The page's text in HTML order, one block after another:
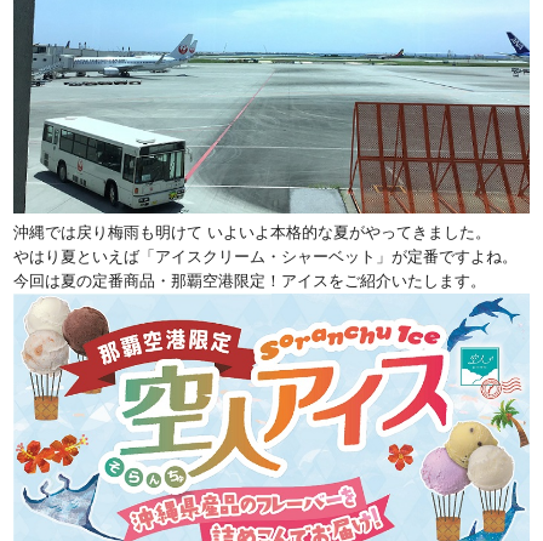
沖縄では戻り梅雨も明けて いよいよ本格的な夏がやってきました。
やはり夏といえば「アイスクリーム・シャーベット」が定番ですよね。
今回は夏の定番商品・那覇空港限定！アイスをご紹介いたします。